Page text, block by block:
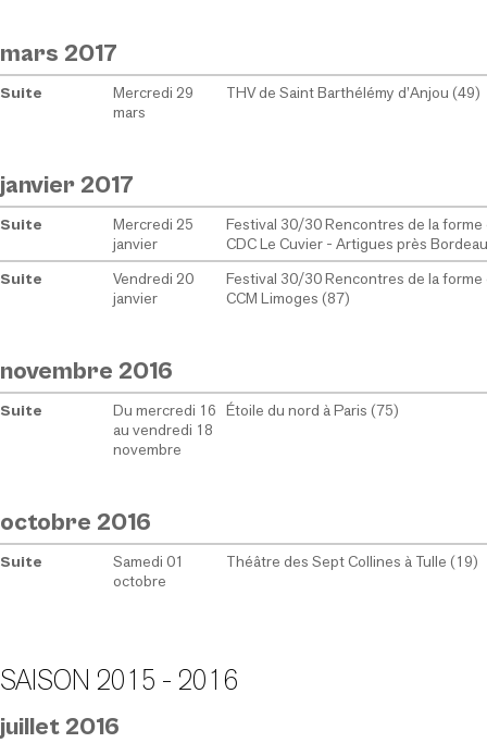
mars 2017
Suite
Mercredi 29
mars
THV de Saint Barthélémy d’Anjou (49)
janvier 2017
Suite
Mercredi 25
janvier
Festival 30/30 Rencontres de la
CDC Le Cuvier - Artigues près
Suite
Vendredi 20
janvier
Festival 30/30 Rencontres de la
CCM Limoges (87)
novembre 2016
Suite
Du mercredi 16
au vendredi 18
novembre
Étoile du nord à Paris (75)
octobre 2016
Suite
Samedi 01
octobre
Théâtre des Sept Collines à Tulle (19)
SAISON 2015 - 2016
juillet 2016